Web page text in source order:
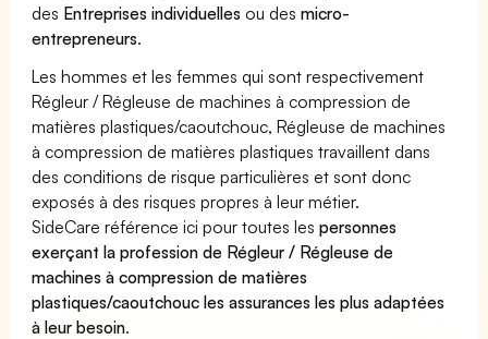
des Entreprises individuelles ou desmicro-
entrepreneurs.
Les hommes et les femmes qui sont respectivement
Régleur / Régleuse de machines à compression de
matières plastiques/caoutchouc, Régleuse de machines
à compression de matières plastiques travaillent dans
des conditions de risque particulières et sont donc
exposés à des risques propres à leur métier.
SideCare référence ici pour toutes lespersonnes
exerçant la profession de Régleur / Régleuse de
machines à compression de matières
plastiques/caoutchouc les assurances les plus adaptées
à leur besoin.